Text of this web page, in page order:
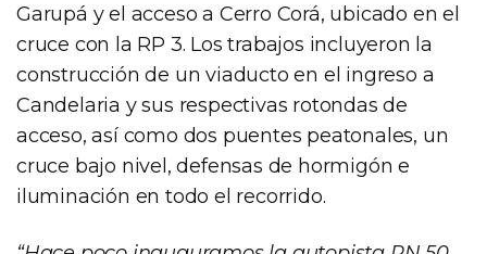
Garupá y el acceso a Cerro Corá, ubicado en el
cruce con la RP 3. Los trabajos incluyeron la
construcción de un viaducto en el ingreso a
Candelaria y sus respectivas rotondas de
acceso, así como dos puentes peatonales, un
cruce bajo nivel, defensas de hormigón e
iluminación en todo el recorrido.